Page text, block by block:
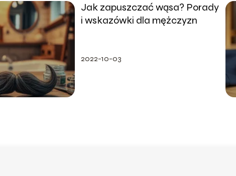
Jak zapuszczać wąsa? Porady
i wskazówki dla mężczyzn
2022-10-03